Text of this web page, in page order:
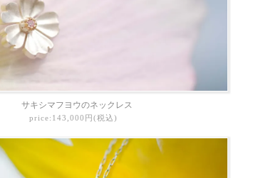
サキシマフヨウのネックレス
price:143,000円(税込)